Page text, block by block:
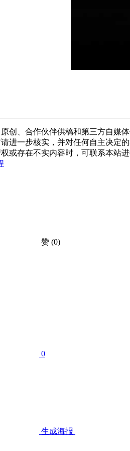
创、合作伙伴供稿和第三方自媒
进一步核实，并对任何自主决定
或存在不实内容时，可联系本站进
赞 (0)
0
生成海报